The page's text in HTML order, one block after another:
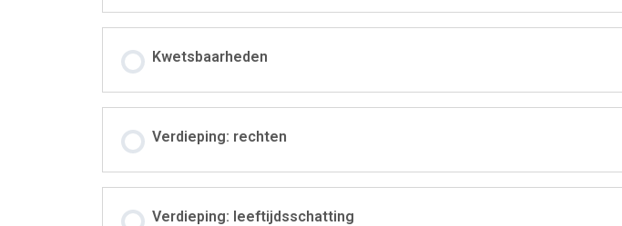
Kwetsbaarheden
Verdieping: rechten
Verdieping: leeftijdsschatting